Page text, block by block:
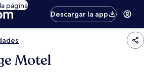
página
Descargar la app
Motel